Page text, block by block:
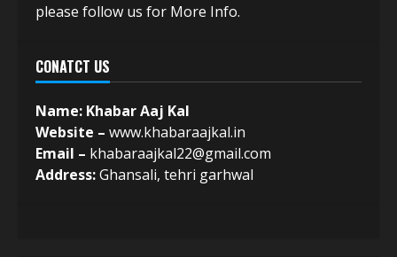
please follow us for More Info.
CONATCT US
Name: Khabar Aaj Kal
Website – www.khabaraajkal.in
Email – khabaraajkal22@gmail.com
Address:Ghansali, tehri garhwal